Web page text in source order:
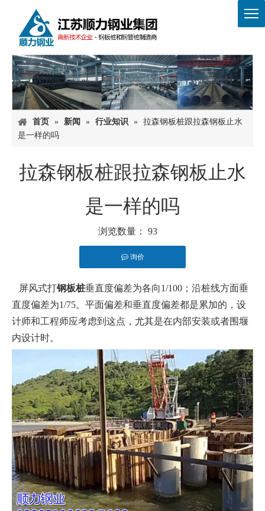
首页 » 新闻 » 行业知识 » 拉森钢板桩跟拉森钢板止水
是一样的吗
拉森钢板桩跟拉森钢板止水
是一样的吗
浏览数量： 93
询价
屏风式打钢板桩垂直度偏差为各向1/100；沿桩线方面垂
直度偏差为1/75。平面偏差和垂直度偏差都是累加的，设
计师和工程师应考虑到这点，尤其是在内部安装或者围堰
内设计时。